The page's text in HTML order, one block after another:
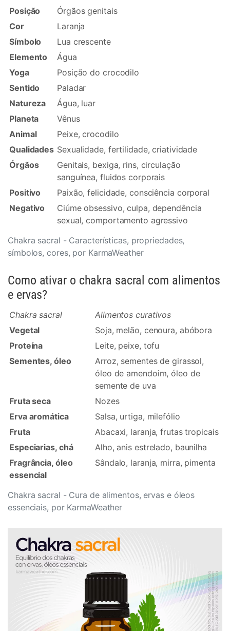
Chakra sacral - Características, propriedades,
símbolos, cores, por KarmaWeather
Posição
Órgãos genitais
Cor
Laranja
Símbolo
Lua crescente
Elemento
Água
Yoga
Posição do crocodilo
Sentido
Paladar
Natureza
Água, luar
Planeta
Vênus
Animal
Peixe, crocodilo
Qualidades Sexualidade, fertilidade, criatividade
Órgãos
Genitais, bexiga, rins, circulação
sanguínea, fluidos corporais
Positivo
Paixão, felicidade, consciência corporal
Negativo
Ciúme obsessivo, culpa, dependência
sexual, comportamento agressivo
Como ativar o chakra sacral com alimentos
e ervas?
Chakra sacral - Cura de alimentos, ervas e óleos
essenciais, por KarmaWeather
Chakra sacral
Alimentos curativos
Vegetal
Soja, melão, cenoura, abóbora
Proteína
Leite, peixe, tofu
Sementes, óleo
Arroz, sementes de girassol,
óleo de amendoim, óleo de
semente de uva
Fruta seca
Nozes
Erva aromática
Salsa, urtiga, milefólio
Fruta
Abacaxi, laranja, frutas tropicais
Especiarias, chá
Alho, anis estrelado, baunilha
Fragrância, óleo
essencial
Sândalo, laranja, mirra, pimenta